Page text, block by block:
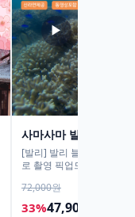
사마사마 발리
[발리] 발리 블루라군 스노
로 촬영 픽업드랍 해양 수
72,000원
33%47,900원
▶